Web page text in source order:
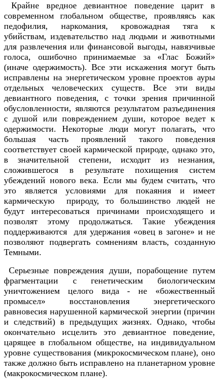
Крайне вредное девиантное поведение царит в
современном глобальном обществе, проявляясь как
педофилия, наркомания, кровожадная тяга к
убийствам, издевательство над людьми и животными
для развлечения или финансовой выгоды, навязчивые
голоса, ошибочно принимаемые за «Глас Божий»
(иначе одержимость). Все эти искажения могут быть
исправлены на энергетическом уровне проектов ауры
отдельных человеческих существ. Все эти виды
девиантного поведения, с точки зрения причинной
обусловленности, являются результатом разъединения
с душой или повреждением души, которое ведет к
одержимости. Некоторые люди могут полагать, что
большая часть проявлений такого поведения
соответствует своей кармической природе, однако это,
в значительной степени, исходит из незнания,
сложившегося в результате похищения систем
убеждений нового века. Если мы будем считать, что
это является условиями для покаяния и имеет
кармическую природу, то большинство людей не
будут интересоваться причинами происходящего и
позволят этому продолжаться. Такие убеждения
поддерживаются для удержания «овец в загоне» и не
позволяют подвергать сомнениям власть, созданную
Темными.
Серьезные повреждения души, порабощение путем
фрагментации с генетическим биологическим
уничтожением целого вида - не «божественный
промысел» восстановления энергетического
равновесия нарушенной кармической энергии (причин
и следствий) в предыдущих жизнях. Однако, чтобы
окончательно исцелить это девиантное поведение,
царящее в глобальном обществе, на индивидуальном
уровне существования (микрокосмическом плане), оно
также должно быть исправлено на планетарном уровне
(макрокосмическом плане).